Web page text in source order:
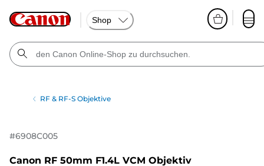
Shop
RF & RF-S Objektive
#6908C005
Canon RF 50mm F1.4L VCM Objektiv